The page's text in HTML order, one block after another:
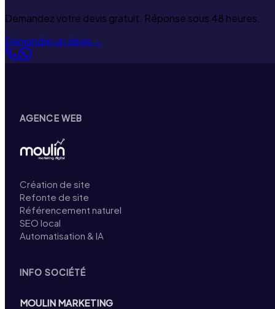
Demandez votre devis gratuit. Réponse sous 48 heures.
Demander un devis→
AGENCE WEB
Création de site
Refonte de site
Référencement naturel
SEO local
Automatisation & IA
INFO SOCIÉTÉ
MOULIN MARKETING